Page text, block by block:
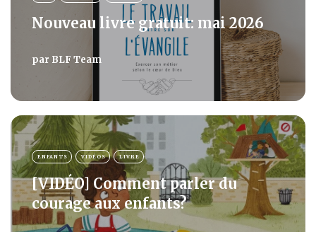
Nouveau livre gratuit: mai 2026
par BLF Team
ENFANTS VIDÉOS LIVRE
[VIDÉO] Comment parler du
courage aux enfants?